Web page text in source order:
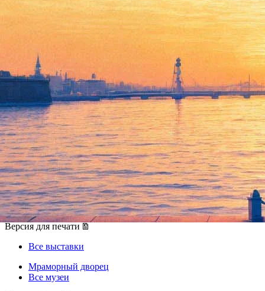
Русский музей покажет
искусство "Новой
реальности"
24 сентября 2014, среда-24 октября 2014, пятница
Версия для печати
Все выставки
Мраморный дворец
Все музеи